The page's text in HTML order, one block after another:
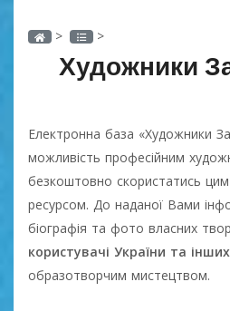
> >
Художники
Електронна база «Художники
можливість професійним
безкоштовно скористатись
ресурсом. До наданої Вами
біографія та фото власних
користувачі України та
образотворчим мистецтвом.